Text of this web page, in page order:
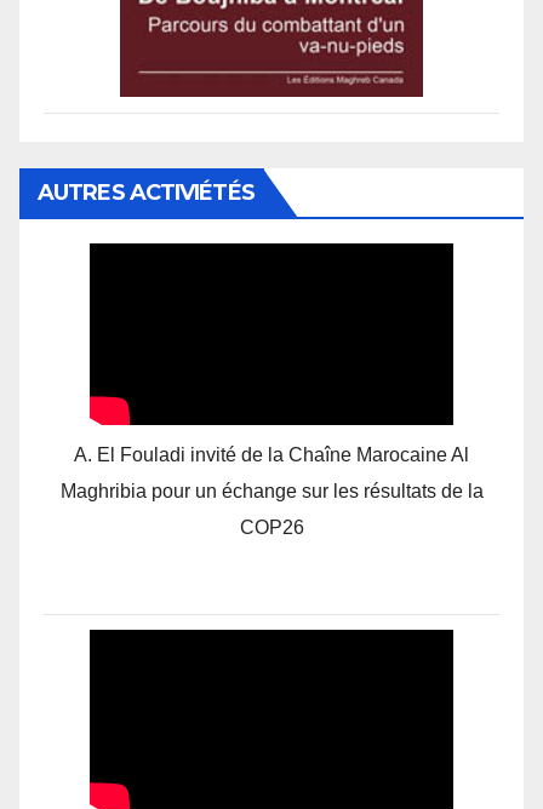
AUTRES ACTIVIÉTÉS
A. El Fouladi invité de la Chaîne Marocaine Al
Maghribia pour un échange sur les résultats de la
COP26